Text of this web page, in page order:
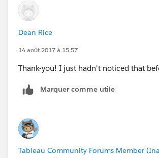
Dean Rice
14 août 2017 à 15:57
Thank-you! I just hadn't noticed that
Marquer comme utile
Tableau Community Forums Member